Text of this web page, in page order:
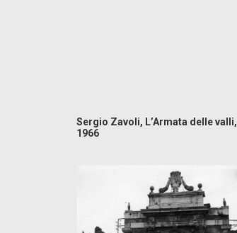
Sergio Zavoli, L’Armata delle valli,
1966